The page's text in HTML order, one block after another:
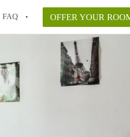
FAQ OFFER YOUR